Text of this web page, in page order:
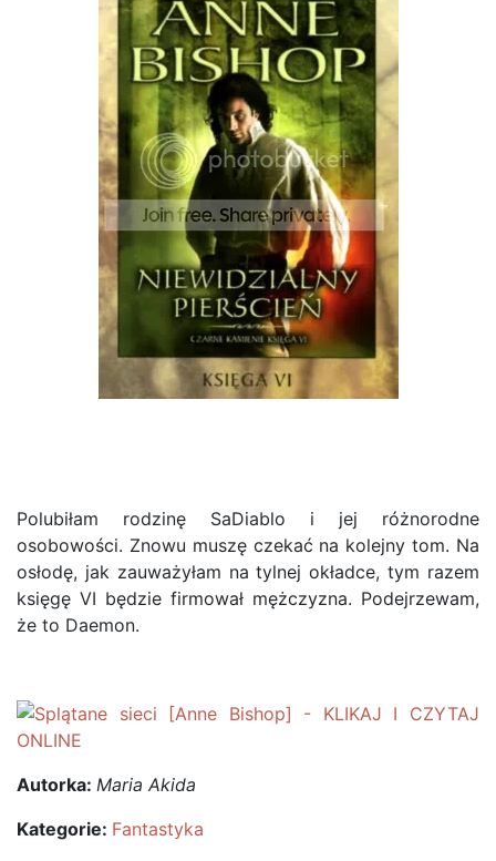
Polubiłam rodzinę SaDiablo i jej różnorodne
osobowości. Znowu muszę czekać na kolejny tom. Na
osłodę, jak zauważyłam na tylnej okładce, tym razem
księgę VI będzie firmował mężczyzna. Podejrzewam,
że to Daemon.
Autorka: Maria Akida
Kategorie: Fantastyka